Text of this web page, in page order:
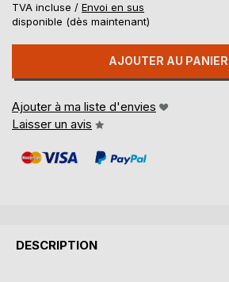
TVA incluse / Envoi en sus
disponible (dès maintenant)
AJOUTER AU PANIER
Ajouter à ma liste d'envies
Laisser un avis
DESCRIPTION